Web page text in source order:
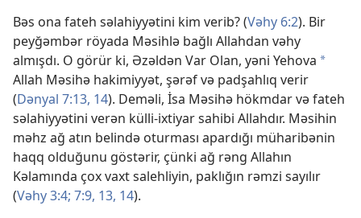
Bəs ona fateh səlahiyyətini kim verib? (Vəhy 6:2). Bir
peyğəmbər röyada Məsihlə bağlı Allahdan vəhy
almışdı. O görür ki, Əzəldən Var Olan, yəni Yehova *
Allah Məsihə hakimiyyət, şərəf və padşahlıq verir
(Dənyal 7:13, 14). Deməli, İsa Məsihə hökmdar və fateh
səlahiyyətini verən külli-ixtiyar sahibi Allahdır. Məsihin
məhz ağ atın belində oturması apardığı müharibənin
haqq olduğunu göstərir, çünki ağ rəng Allahın
Kəlamında çox vaxt salehliyin, paklığın rəmzi sayılır
(Vəhy 3:4; 7:9, 13, 14).